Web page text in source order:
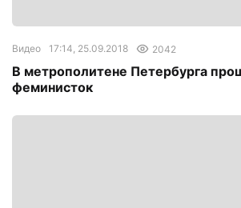
Видео 17:14, 25.09.2018 2042
В метрополитене Петербурга
феминисток